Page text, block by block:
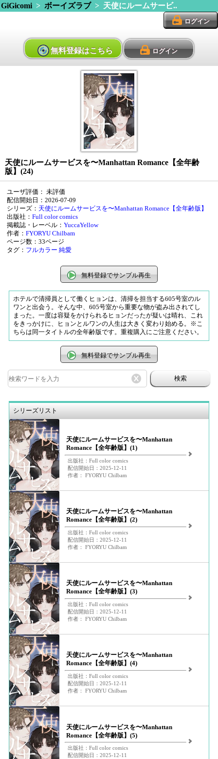
GiGicomi> ボーイズラブ> 天使にルームサービ..
ログイン
無料登録はこちら ログイン
天使にルームサービスを〜Manhattan Romance【全年齢
版】(24)
ユーザ評価： 未評価
配信開始日：2026-07-09
シリーズ： 天使にルームサービスを〜Manhattan Romance【全年齢版】
出版社：Full color comics
掲載誌・レーベル：YuccaYellow
作者：FYORYU Chilbam
ページ数：33ページ
タグ： フルカラー 純愛
無料登録でサンプル再生
ホテルで清掃員として働くヒョンは、清掃を担当する605号室のル
ワンと出会う。そんな中、605号室から重要な物が盗み出されてし
まった。一度は容疑をかけられるヒョンだったが疑いは晴れ、これ
をきっかけに、ヒョンとルワンの人生は大きく変わり始める。※こ
ちらは同一タイトルの全年齢版です。重複購入にご注意ください。
無料登録でサンプル再生
検索
シリーズリスト
天使にルームサービスを〜Manhattan
Romance【全年齢版】(1)
出版社：Full color comics
配信開始日：2025-12-11
作者： FYORYU Chilbam
天使にルームサービスを〜Manhattan
Romance【全年齢版】(2)
出版社：Full color comics
配信開始日：2025-12-11
作者： FYORYU Chilbam
天使にルームサービスを〜Manhattan
Romance【全年齢版】(3)
出版社：Full color comics
配信開始日：2025-12-11
作者： FYORYU Chilbam
天使にルームサービスを〜Manhattan
Romance【全年齢版】(4)
出版社：Full color comics
配信開始日：2025-12-11
作者： FYORYU Chilbam
天使にルームサービスを〜Manhattan
Romance【全年齢版】(5)
出版社：Full color comics
配信開始日：2025-12-11